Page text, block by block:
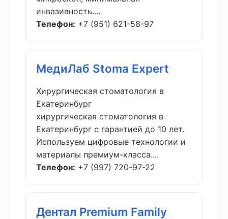
инвазивность....
Телефон: +7 (951) 621-58-97
МедиЛаб Stoma Expert
Хирургическая стоматология в
Екатеринбург
хирургическая стоматология в
Екатеринбург с гарантией до 10 лет.
Используем цифровые технологии и
материалы премиум-класса....
Телефон: +7 (997) 720-97-22
Дентал Premium Family